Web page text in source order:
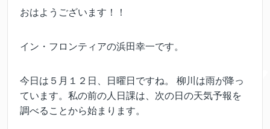
おはようございます！！
イン・フロンティアの浜田幸一です。
今日は５月１２日、日曜日ですね。 柳川は雨が降っ
ています。 私の前の人日課は、 次の日の天気予報を
調べることから始まります。